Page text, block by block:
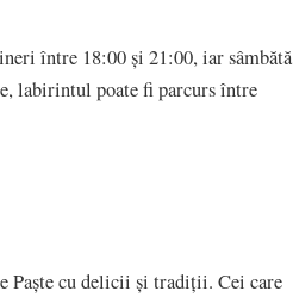
între 18:00 și 21:00, iar sâmbătă
labirintul poate fi parcurs între
Paște cu delicii și tradiții. Cei care